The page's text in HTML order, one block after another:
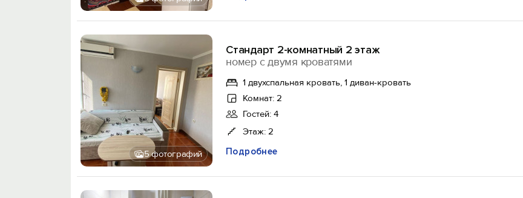
5 фотографий
Стандарт 2-комнатный 2 этаж
номер с двумя кроватями
1 двухспальная кровать, 1 диван-кровать
Комнат: 2
Гостей: 4
Этаж: 2
Подробнее